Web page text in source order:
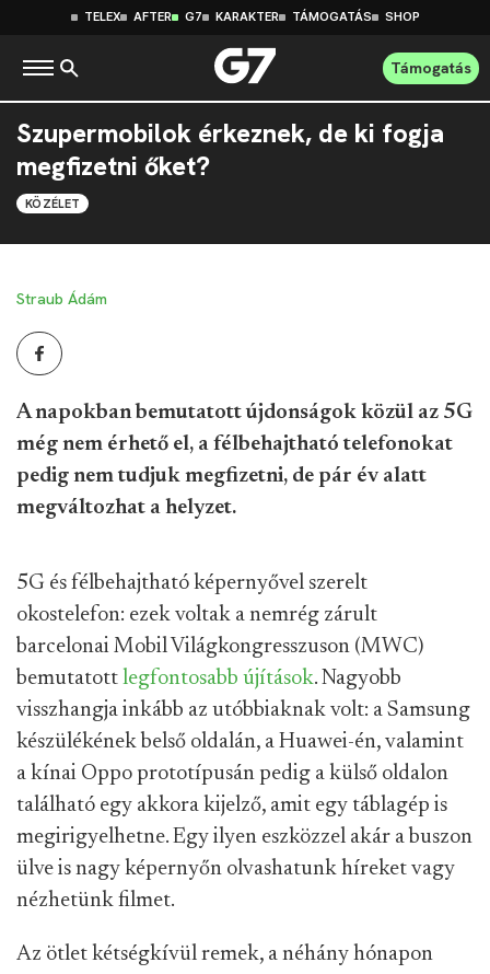
TELEX AFTER G7 KARAKTER TÁMOGATÁS SHOP
Támogatás
Szupermobilok érkeznek, de ki fogja
megfizetni őket?
KÖZÉLET
Straub Ádám
A napokban bemutatott újdonságok közül az 5G
még nem érhető el, a félbehajtható telefonokat
pedig nem tudjuk megfizetni, de pár év alatt
megváltozhat a helyzet.
5G és félbehajtható képernyővel szerelt
okostelefon: ezek voltak a nemrég zárult
barcelonai Mobil Világkongresszuson (MWC)
bemutatott legfontosabb újítások. Nagyobb
visszhangja inkább az utóbbiaknak volt: a Samsung
készülékének belső oldalán, a Huawei-én, valamint
a kínai Oppo prototípusán pedig a külső oldalon
található egy akkora kijelző, amit egy táblagép is
megirigyelhetne. Egy ilyen eszközzel akár a buszon
ülve is nagy képernyőn olvashatunk híreket vagy
nézhetünk filmet.
Az ötlet kétségkívül remek, a néhány hónapon